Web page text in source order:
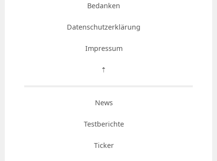
Bedanken
Datenschutzerklärung
Impressum
⇡
News
Testberichte
Ticker